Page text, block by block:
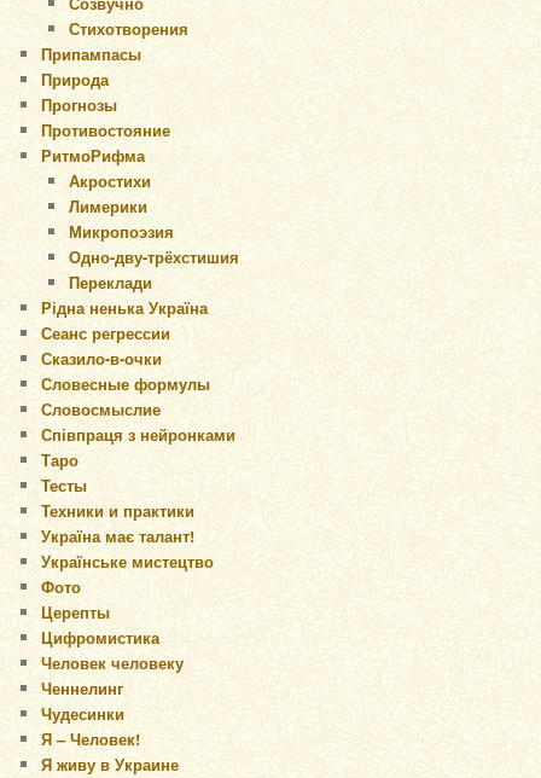
Стихотворения
Припампасы
Природа
Прогнозы
Противостояние
РитмоРифма
Акростихи
Лимерики
Микропоэзия
Одно-дву-трёхстишия
Переклади
Рідна ненька Україна
Сеанс регрессии
Сказило-в-очки
Словесные формулы
Словосмыслие
Співпраця з нейронками
Таро
Тесты
Техники и практики
Україна має талант!
Українське мистецтво
Фото
Церепты
Цифромистика
Человек человеку
Ченнелинг
Чудесинки
Я – Человек!
Я живу в Украине